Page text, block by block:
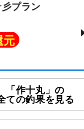
☆彡プラン
「作十丸」の
ての釣果を見る